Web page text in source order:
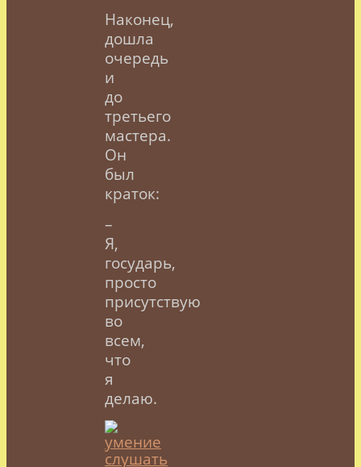
Наконец,
дошла
очередь
и
до
третьего
мастера.
Он
был
краток:
–
Я,
государь,
просто
присутствую
во
всем,
что
я
делаю.